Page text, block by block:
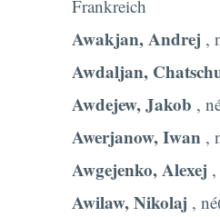
Frankreich
Awakjan, Andrej ,
Awdaljan,
Awdejew, Jakob ,
Awerjanow, Iwan ,
Awgejenko, Alexej
Awilaw, Nikolaj ,